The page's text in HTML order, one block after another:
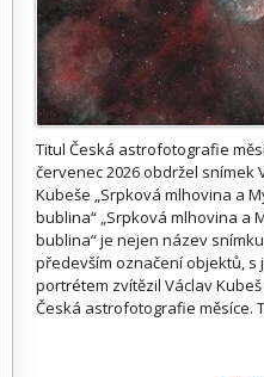
Titul Česká astrofotografie
červenec 2026 obdržel snímek
Kubeše „Srpková mlhovina a
bublina“ „Srpková mlhovina a
bublina“ je nejen název
především označení objektů, s
portrétem zvítězil Václav
Česká astrofotografie měsíce.